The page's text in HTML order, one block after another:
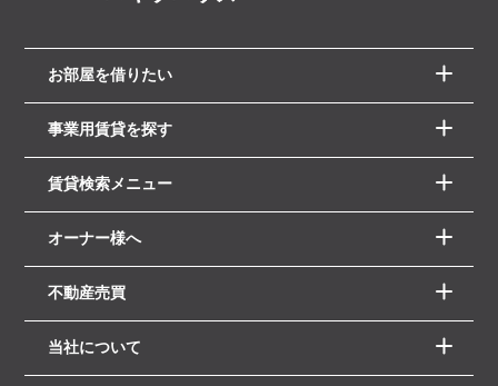
お部屋を借りたい
事業用賃貸を探す
賃貸検索メニュー
オーナー様へ
不動産売買
当社について